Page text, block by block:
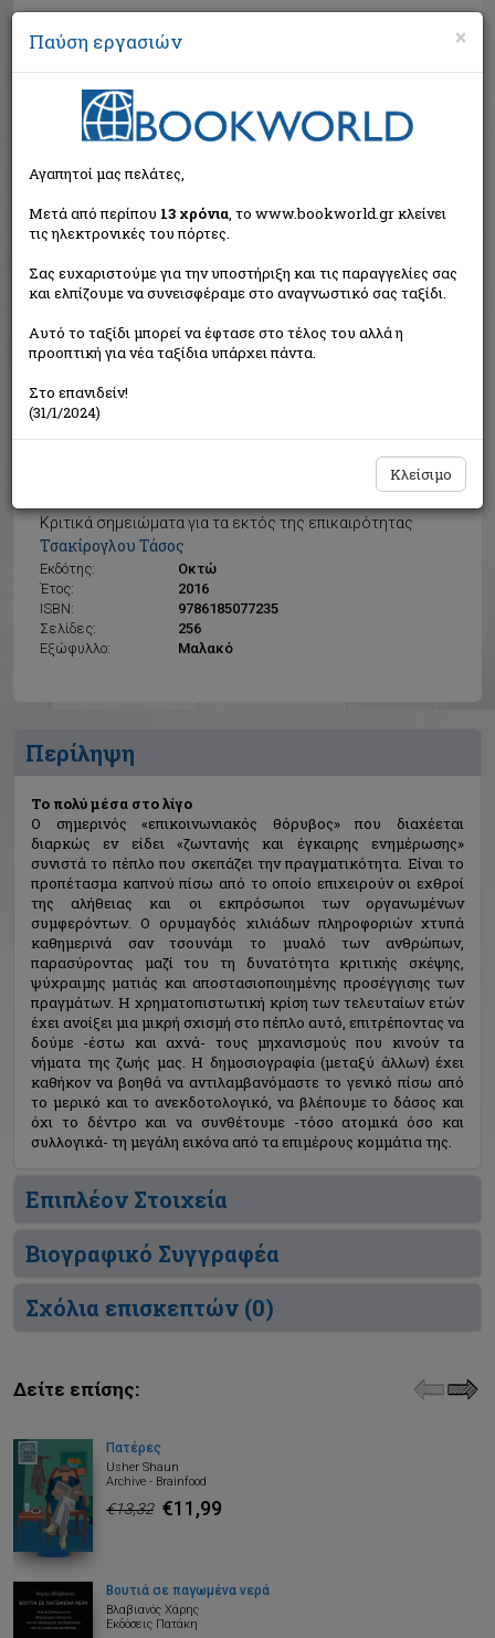
Αναζήτηση
Κριτικά σημειώματα για τα εκτός της επικαιρότητας
Τσακίρογλου Τάσος
Εκδότης:
Οκτώ
Έτος:
2016
ISBN:
9786185077235
Σελίδες:
256
Εξώφυλλο:
Μαλακό
Η τιμή μας:€12,60
Δεν υπάρχει δυνατότητα παραγγελίας
Περίληψη
Το πολύ μέσα στο λίγο
Ο σημερινός «επικοινωνιακός θόρυβος» που διαχέεται
διαρκώς εν είδει «ζωντανής και έγκαιρης ενημέρωσης»
συνιστά το πέπλο που σκεπάζει την πραγματικότητα. Είναι το
προπέτασμα καπνού πίσω από το οποίο επιχειρούν οι εχθροί
της αλήθειας και οι εκπρόσωποι των οργανωμένων
συμφερόντων. Ο ορυμαγδός χιλιάδων πληροφοριών χτυπά
καθημερινά σαν τσουνάμι το μυαλό των ανθρώπων,
παρασύροντας μαζί του τη δυνατότητα κριτικής σκέψης,
ψύχραιμης ματιάς και αποστασιοποιημένης προσέγγισης των
πραγμάτων. Η χρηματοπιστωτική κρίση των τελευταίων ετών
έχει ανοίξει μια μικρή σχισμή στο πέπλο αυτό, επιτρέποντας να
δούμε -έστω και αχνά- τους μηχανισμούς που κινούν τα
νήματα της ζωής μας. Η δημοσιογραφία (μεταξύ άλλων) έχει
καθήκον να βοηθά να αντιλαμβανόμαστε το γενικό πίσω από
το μερικό και το ανεκδοτολογικό, να βλέπουμε το δάσος και
όχι το δέντρο και να συνθέτουμε -τόσο ατομικά όσο και
συλλογικά- τη μεγάλη εικόνα από τα επιμέρους κομμάτια της.
Επιπλέον Στοιχεία
Βιογραφικό Συγγραφέα
Σχόλια επισκεπτών (0)
Δείτε επίσης:
Πατέρες
Usher Shaun
Archive - Brainfood
€13,32 €11,99
Βουτιά σε παγωμένα νερά
Βλαβιανός Χάρης
Εκδόσεις Πατάκη
×
Παύση εργασιών
Αγαπητοί μας πελάτες,
Μετά από περίπου 13 χρόνια, το www.bookworld.gr κλείνει
τις ηλεκτρονικές του πόρτες.
Σας ευχαριστούμε για την υποστήριξη και τις παραγγελίες σας
και ελπίζουμε να συνεισφέραμε στο αναγνωστικό σας ταξίδι.
Αυτό το ταξίδι μπορεί να έφτασε στο τέλος του αλλά η
προοπτική για νέα ταξίδια υπάρχει πάντα.
Στο επανιδείν!
(31/1/2024)
Κλείσιμο